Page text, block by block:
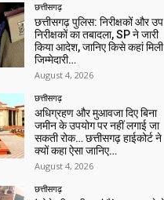
छत्तीसगढ़
छत्तीसगढ़ पुलिस: निरीक्षकों और उप
निरीक्षकों का तबादला, SP ने जारी
किया आदेश, जानिए किसे कहां मिली
जिम्मेदारी…
August 4, 2026
छत्तीसगढ़
अधिग्रहण और मुआवजा दिए बिना
जमीन के उपयोग पर नहीं लगाई जा
सकती रोक… छत्तीसगढ़ हाईकोर्ट ने
क्यों कहा ऐसा जानिए…
August 4, 2026
छत्तीसगढ़